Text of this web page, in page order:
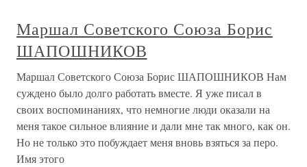
Маршал Советского Союза Борис
ШАПОШНИКОВ
Маршал Советского Союза Борис ШАПОШНИКОВ Нам
суждено было долго работать вместе. Я уже писал в
своих воспоминаниях, что немногие люди оказали на
меня такое сильное влияние и дали мне так много, как он.
Но не только это побуждает меня вновь взяться за перо.
Имя этого